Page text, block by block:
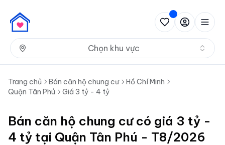
Chọn khu vực
Trang chủ Bán căn hộ chung cư
Hồ Chí Minh
Quận Tân Phú
Giá 3 tỷ - 4 tỷ
Bán căn hộ chung cư có giá 3 tỷ -
4 tỷ tại Quận Tân Phú - T8/2026